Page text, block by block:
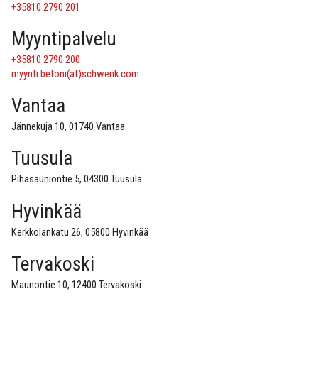
+35810 2790 201
Myyntipalvelu
+35810 2790 200
myynti.betoni(at)schwenk.com
Vantaa
Jännekuja 10, 01740 Vantaa
Tuusula
Pihasauniontie 5, 04300 Tuusula
Hyvinkää
Kerkkolankatu 26, 05800 Hyvinkää
Tervakoski
Maunontie 10, 12400 Tervakoski